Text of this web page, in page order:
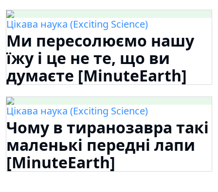
Цікава наука (Exciting Science)
Ми пересолюємо нашу
їжу і це не те, що ви
думаєте [MinuteEarth]
Цікава наука (Exciting Science)
Чому в тиранозавра такі
маленькі передні лапи
[MinuteEarth]